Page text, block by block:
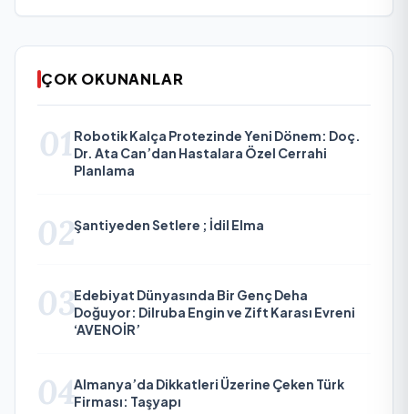
ÇOK OKUNANLAR
01 Robotik Kalça Protezinde Yeni Dönem: Doç.
Dr. Ata Can’dan Hastalara Özel Cerrahi
Planlama
02Şantiyeden Setlere ; İdil Elma
03Edebiyat Dünyasında Bir Genç Deha
Doğuyor: Dilruba Engin ve Zift Karası Evreni
‘AVENOİR’
04Almanya’da Dikkatleri Üzerine Çeken Türk
Firması: Taşyapı